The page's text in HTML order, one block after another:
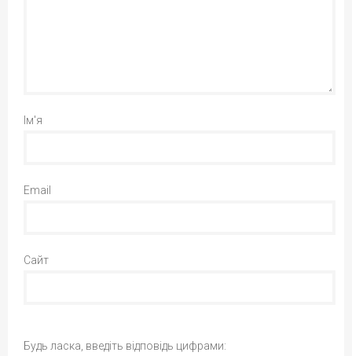
Ім'я
Email
Сайт
Будь ласка, введіть відповідь цифрами: